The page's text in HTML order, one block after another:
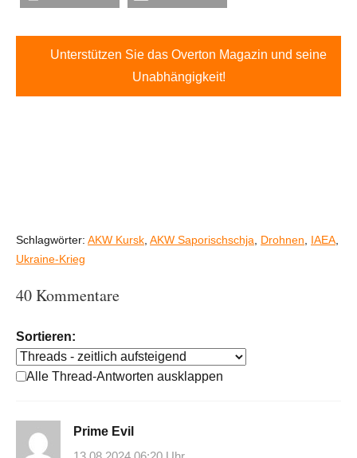
Unterstützen Sie das Overton Magazin und seine
Unabhängigkeit!
Schlagwörter: AKW Kursk AKW Saporischschja Drohnen IAEA
Ukraine-Krieg
40 Kommentare
Sortieren:
Alle Thread-Antworten ausklappen
Prime Evil